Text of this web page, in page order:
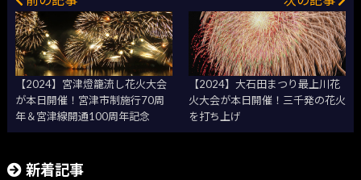
【2024】宮津燈籠流し花火大会
が本日開催！宮津市制施行70周
年＆宮津線開通100周年記念
【2024】大石田まつり最上川花
火大会が本日開催！三千発の花火
を打ち上げ
新着記事